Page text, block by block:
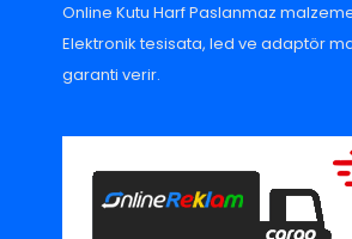
Online Kutu Harf Paslanmaz
Elektronik tesisata, led ve adaptör
garanti verir.